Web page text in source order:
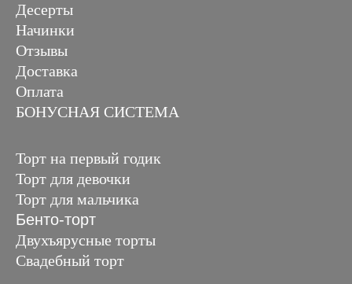
Десерты
Начинки
Отзывы
Доставка
Оплата
БОНУСНАЯ СИСТЕМА
Торт на первый годик
Торт для девочки
Торт для мальчика
Бенто-торт
Двухъярусные торты
Свадебный торт